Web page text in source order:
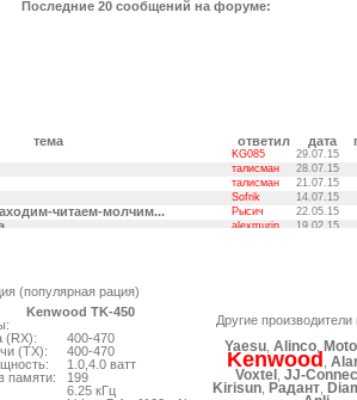
Последние 20 сообщений на форуме:
тема ответил дата
KG085 29.07.15
28.07.15
21.07.15
Sofrik 14.07.15
читаем-молчим... Рысич 22.05.15
alexmurin 19.02.15
самоделные антенны.
MK1272 24.06.14
Kazimierz 13.06.14
tyaplya 05.04.14
salex 23.03.14
для GS-7700USB vsi 21.03.14
(популярная рация)
Kenwood TK-450
(RX):
400-470
(TX):
400-470
1.0,4.0 ватт
памяти:
199
6.25 кГц
Другие производители
Yaesu, Alinco,
Kenwood
Voxtel JJ-
Kirisun, Радант,